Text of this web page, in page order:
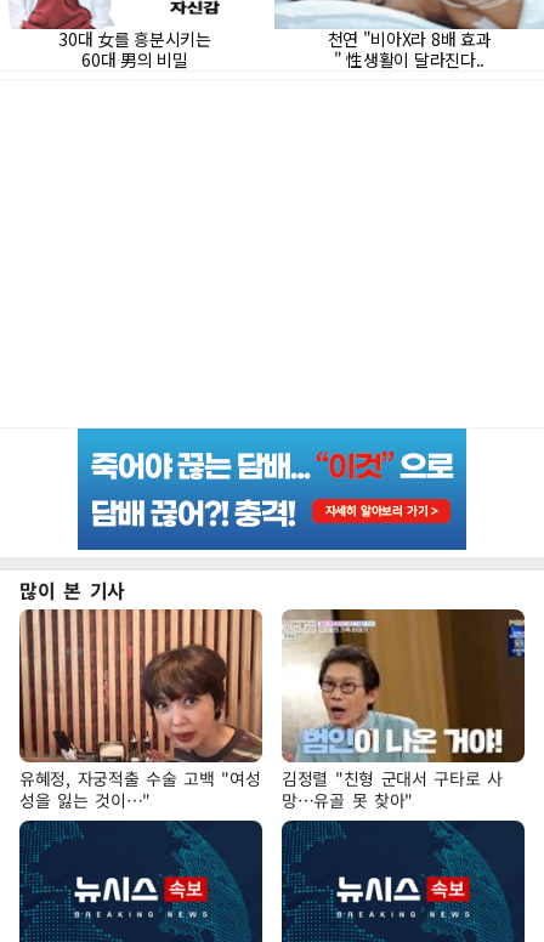
많이 본 기사
유혜정, 자궁적출 수술 고백 "여성
성을 잃는 것이…"
김정렬 "친형 군대서 구타로 사
망…유골 못 찾아"